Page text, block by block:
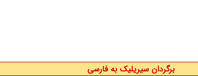
برگردان سیریلیک به فارسی